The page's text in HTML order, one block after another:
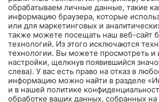
НАЙТИ - КУПИТЬ - ИНФОРМИРУЕТ
© Schomburg. Импрессум|Информация по защите данных